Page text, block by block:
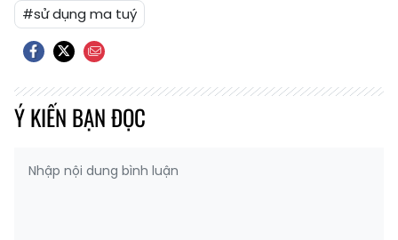
#sử dụng ma tuý
Ý KIẾN BẠN ĐỌC